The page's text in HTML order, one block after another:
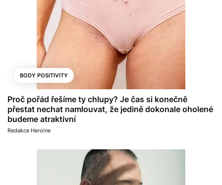
BODY POSITIVITY
Proč pořád řešíme ty chlupy? Je čas si konečně
přestat nechat namlouvat, že jedině dokonale oholené
budeme atraktivní
Redakce Heroine